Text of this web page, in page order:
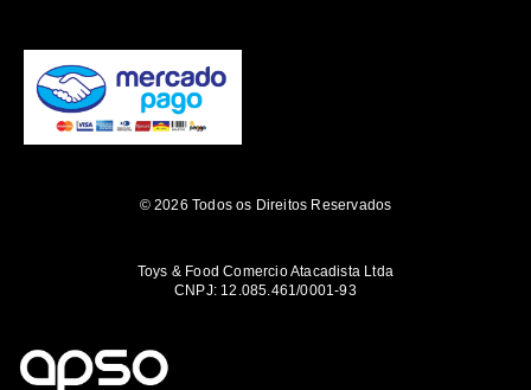
© 2026 Todos os Direitos Reservados
Toys & Food Comercio Atacadista Ltda
CNPJ: 12.085.461/0001-93